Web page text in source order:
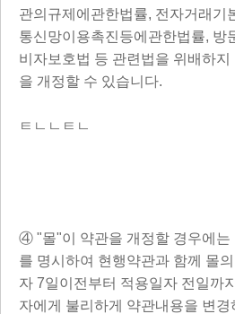
관의규제에관한법률, 전자거래기
통신망이용촉진등에관한법률, 방
비자보호법 등 관련법을 위배하
을 개정할 수 있습니다.
ㅌㄴㄴㅌㄴ
④ "몰"이 약관을 개정할 경우에는
를 명시하여 현행약관과 함께 몰
자 7일이전부터 적용일자 전일까
자에게 불리하게 약관내용을 변